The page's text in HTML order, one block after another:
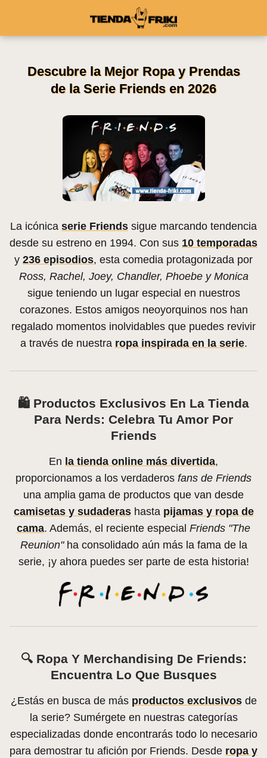
Descubre la Mejor Ropa y Prendas
de la Serie Friends en 2026
La icónica serie Friends sigue marcando tendencia
desde su estreno en 1994. Con sus 10 temporadas
y 236 episodios, esta comedia protagonizada por
Ross, Rachel, Joey, Chandler, Phoebe y Monica
sigue teniendo un lugar especial en nuestros
corazones. Estos amigos neoyorquinos nos han
regalado momentos inolvidables que puedes revivir
a través de nuestra ropa inspirada en la serie.
🛍️ Productos Exclusivos En La Tienda
Para Nerds: Celebra Tu Amor Por
Friends
En la tienda online más divertida,
proporcionamos a los verdaderos fans de Friends
una amplia gama de productos que van desde
camisetas y sudaderashasta pijamas y ropa de
cama. Además, el reciente especial Friends "The
Reunion"ha consolidado aún más la fama de la
serie, ¡y ahora puedes ser parte de esta historia!
🔍 Ropa Y Merchandising De Friends:
Encuentra Lo Que Busques
¿Estás en busca de más productos exclusivosde
la serie? Sumérgete en nuestras categorías
especializadas donde encontrarás todo lo necesario
para demostrar tu afición por Friends. Desde ropa y